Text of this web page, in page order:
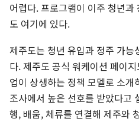
어렵다. 프로그램이 이주 청년
도 여기에 있다.
제주도는 청년 유입과 정주 가
다. 제주도 공식 워케이션 페이
업이 상생하는 정책 모델로 소
조사에서 높은 선호를 받았다고
행, 배움, 체류를 연결해 제주와